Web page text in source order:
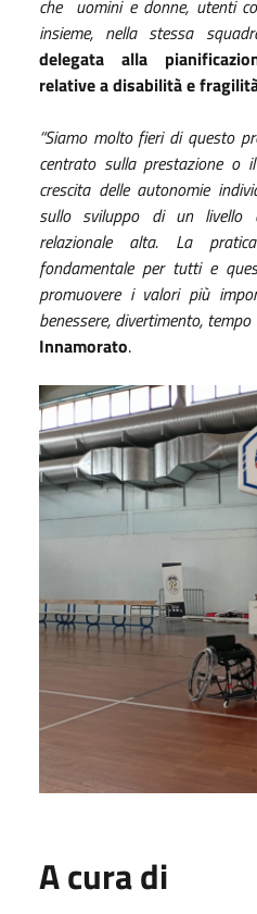
che uomini e donne, utenti
insieme, nella stessa
delegata alla
relative a disabilità e
“Siamo molto fieri di questo
centrato sulla prestazione o
crescita delle autonomie
sullo sviluppo di un livello
relazionale alta. La
fondamentale per tutti e
promuovere i valori più
benessere, divertimento, tempo
Innamorato.
A cura di